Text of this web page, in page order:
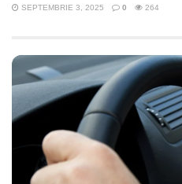
SEPTEMBRIE 3, 2025 0 264